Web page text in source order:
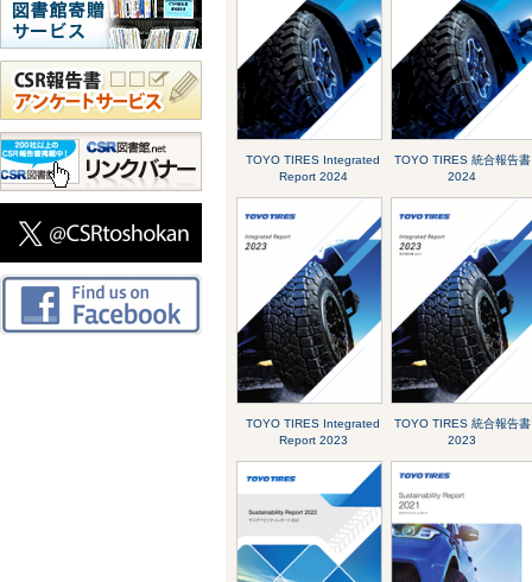
TOYO TIRES Integrated
Report 2024
TOYO TIRES 統合報告書
2024
TOYO TIRES Integrated
Report 2023
TOYO TIRES 統合報告書
2023